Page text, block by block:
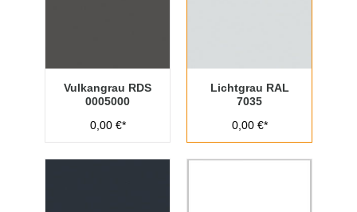
Vulkangrau RDS
0005000
0,00 €*
Lichtgrau RAL
7035
0,00 €*